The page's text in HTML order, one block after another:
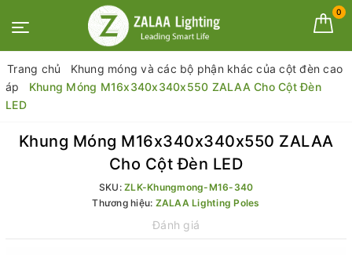
0
Trang chủ
Khung móng và các bộ phận khác của cột đèn cao
áp
Khung Móng M16x340x340x550 ZALAA Cho Cột Đèn
LED
Khung Móng M16x340x340x550 ZALAA
Cho Cột Đèn LED
SKU: ZLK-Khungmong-M16-340
Thương hiệu: ZALAA Lighting Poles
Đánh giá